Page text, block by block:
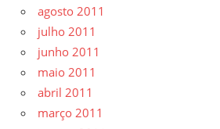
agosto 2011
julho 2011
junho 2011
maio 2011
abril 2011
março 2011